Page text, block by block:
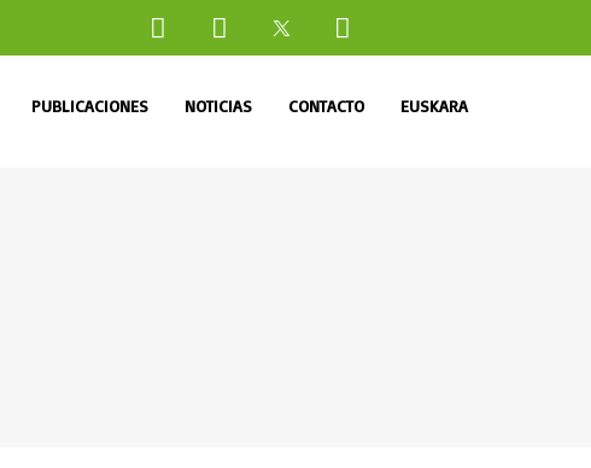
PUBLICACIONES NOTICIAS CONTACTO EUSKARA